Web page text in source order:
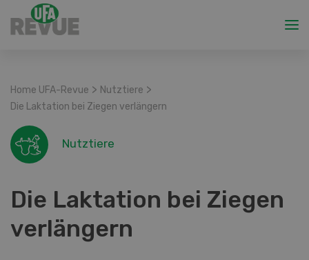
Home UFA-Revue > Nutztiere >
Die Laktation bei Ziegen verlängern
Nutztiere
Die Laktation bei Ziegen
verlängern